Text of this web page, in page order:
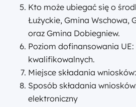
Kto może ubiegać się o
Łużyckie, Gmina Wschowa,
oraz Gmina Dobiegniew.
Poziom dofinansowania
kwalifikowalnych.
Miejsce składania
Sposób składania
elektroniczny